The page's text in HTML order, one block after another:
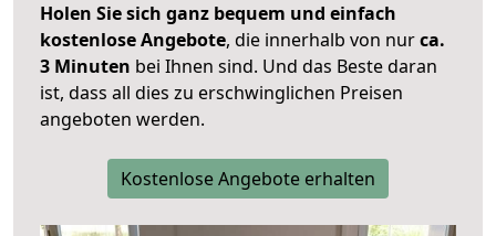
Holen Sie sich ganz bequem und einfach
kostenlose Angebote, die innerhalb von nurca.
3 Minuten bei Ihnen sind. Und das Beste daran
ist, dass all dies zu erschwinglichen Preisen
angeboten werden.
Kostenlose Angebote erhalten